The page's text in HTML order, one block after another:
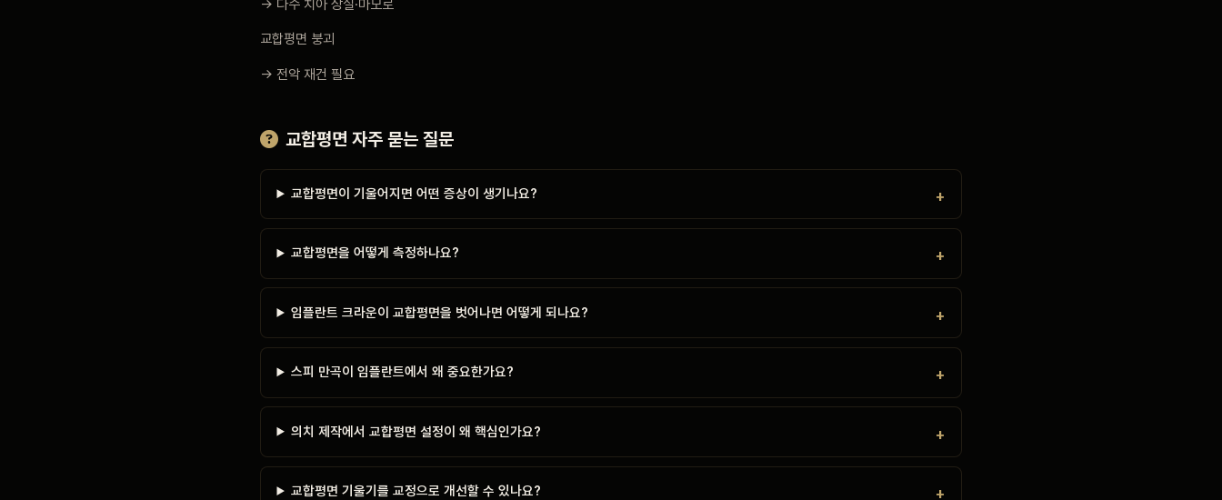
→ 다수 치아 상실·마모로
교합평면 붕괴
→ 전악 재건 필요
교합평면 자주 묻는 질문
교합평면이 기울어지면 어떤 증상이 생기나요?
교합평면을 어떻게 측정하나요?
임플란트 크라운이 교합평면을 벗어나면 어떻게 되나요?
스피 만곡이 임플란트에서 왜 중요한가요?
의치 제작에서 교합평면 설정이 왜 핵심인가요?
교합평면 기울기를 교정으로 개선할 수 있나요?